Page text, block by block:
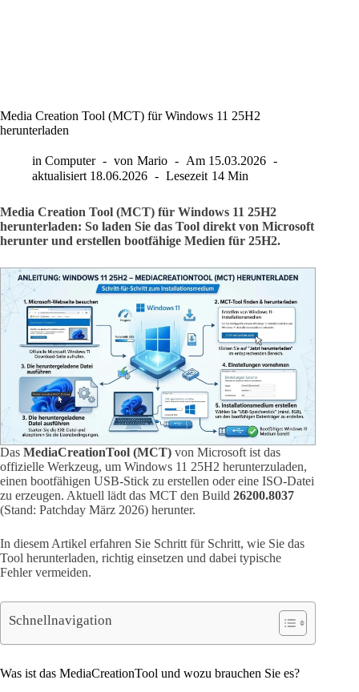
Media Creation Tool (MCT) für Windows 11 25H2
herunterladen
in Computer von Mario Am 15.03.2026
aktualisiert 18.06.2026 Lesezeit 14 Min
Media Creation Tool (MCT) für Windows 11 25H2
herunterladen: So laden Sie das Tool direkt von Microsoft
herunter und erstellen bootfähige Medien für 25H2.
Das MediaCreationTool (MCT) von Microsoft ist das
offizielle Werkzeug, um Windows 11 25H2 herunterzuladen,
einen bootfähigen USB-Stick zu erstellen oder eine ISO-Datei
zu erzeugen. Aktuell lädt das MCT den Build 26200.8037
(Stand: Patchday März 2026) herunter.
In diesem Artikel erfahren Sie Schritt für Schritt, wie Sie das
Tool herunterladen, richtig einsetzen und dabei typische
Fehler vermeiden.
Schnellnavigation
Was ist das MediaCreationTool und wozu brauchen Sie es?